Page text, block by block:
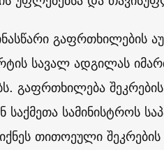
გაფრთხილების
სავალ ადგილას
გაფრთხილება შეკრების
საქმეთა სამინისტროს
თითოეული შეკრების